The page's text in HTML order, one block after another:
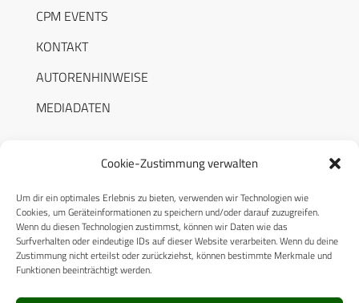
Cookie-Zustimmung verwalten
Um dir ein optimales Erlebnis zu bieten, verwenden wir Technologien wie
Cookies, um Geräteinformationen zu speichern und/oder darauf zuzugreifen.
Wenn du diesen Technologien zustimmst, können wir Daten wie das
Surfverhalten oder eindeutige IDs auf dieser Website verarbeiten. Wenn du deine
Zustimmung nicht erteilst oder zurückziehst, können bestimmte Merkmale und
Funktionen beeinträchtigt werden.
CPM EVENTS
KONTAKT
AUTORENHINWEISE
MEDIADATEN
RECHTLICHES
Datenschutzerklärung
Cookie-Richtlinie (EU)